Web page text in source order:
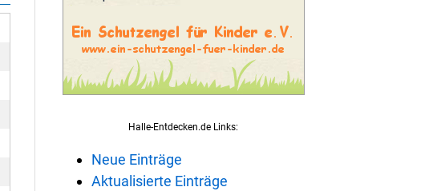
Halle-Entdecken.de Links:
Neue Einträge
Aktualisierte Einträge